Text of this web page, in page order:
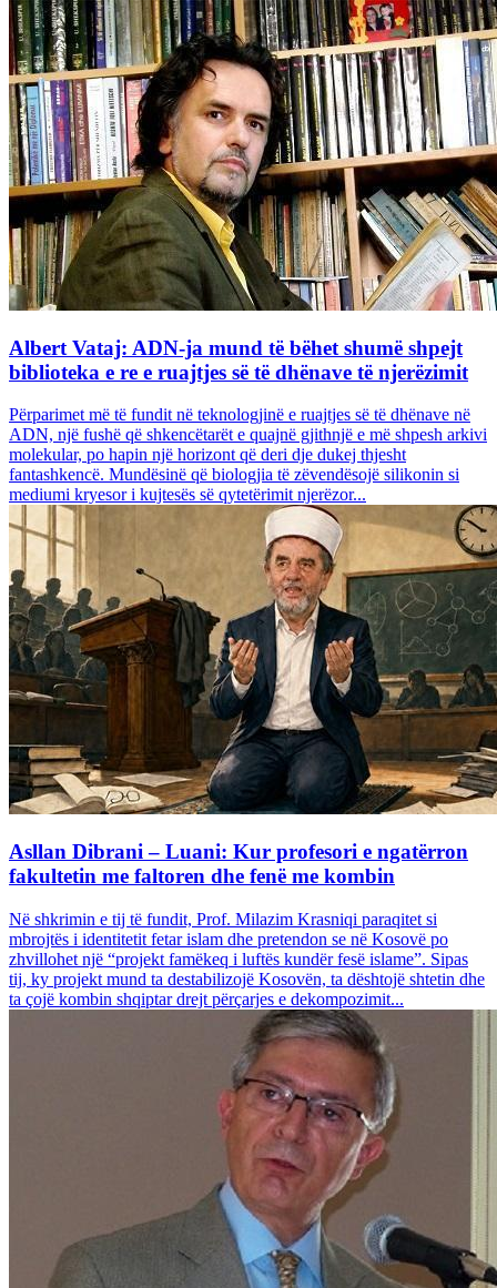
Albert Vataj: ADN-ja mund të bëhet shumë shpejt
biblioteka e re e ruajtjes së të dhënave të njerëzimit
Përparimet më të fundit në teknologjinë e ruajtjes së të dhënave në
ADN, një fushë që shkencëtarët e quajnë gjithnjë e më shpesh arkivi
molekular, po hapin një horizont që deri dje dukej thjesht
fantashkencë. Mundësinë që biologjia të zëvendësojë silikonin si
mediumi kryesor i kujtesës së qytetërimit njerëzor...
Asllan Dibrani – Luani: Kur profesori e ngatërron
fakultetin me faltoren dhe fenë me kombin
Në shkrimin e tij të fundit, Prof. Milazim Krasniqi paraqitet si
mbrojtës i identitetit fetar islam dhe pretendon se në Kosovë po
zhvillohet një “projekt famëkeq i luftës kundër fesë islame”. Sipas
tij, ky projekt mund ta destabilizojë Kosovën, ta dështojë shtetin dhe
ta çojë kombin shqiptar drejt përçarjes e dekompozimit...